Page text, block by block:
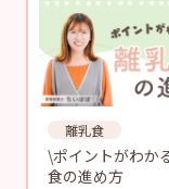
離乳食
\ポイントがわか
食の進め方